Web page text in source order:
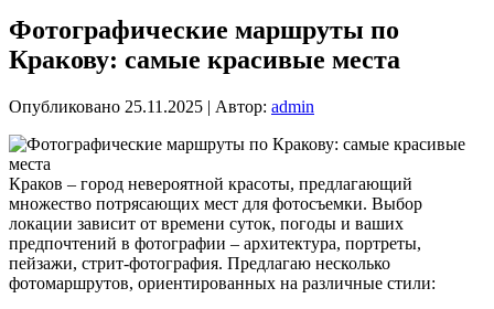
Фотографические маршруты по
Кракову: самые красивые места
Опубликовано 25.11.2025 | Автор: admin
Краков – город невероятной красоты, предлагающий
множество потрясающих мест для фотосъемки. Выбор
локации зависит от времени суток, погоды и ваших
предпочтений в фотографии – архитектура, портреты,
пейзажи, стрит-фотография. Предлагаю несколько
фотомаршрутов, ориентированных на различные стили: